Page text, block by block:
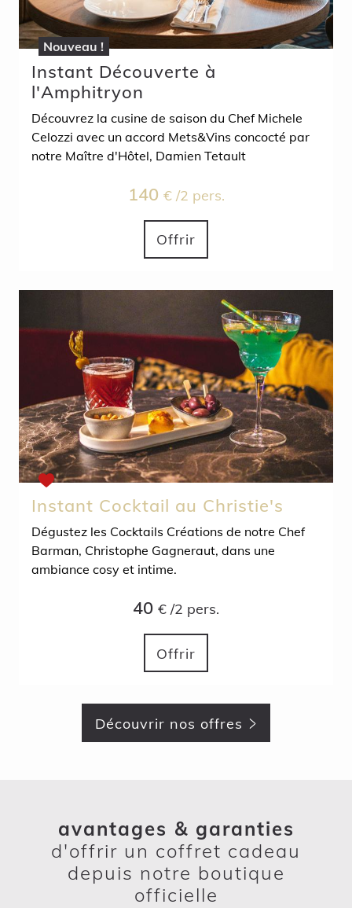
Nouveau !
Instant Découverte à
l'Amphitryon
Découvrez la cusine de saison du Chef Michele
Celozzi avec un accord Mets&Vins concocté par
notre Maître d'Hôtel, Damien Tetault
140 € /2 pers.
Offrir
Instant Cocktail au Christie's
Dégustez les Cocktails Créations de notre Chef
Barman, Christophe Gagneraut, dans une
ambiance cosy et intime.
40 € /2 pers.
Offrir
Découvrir nos offres
avantages & garanties
d'offrir un coffret cadeau
depuis notre boutique
officielle